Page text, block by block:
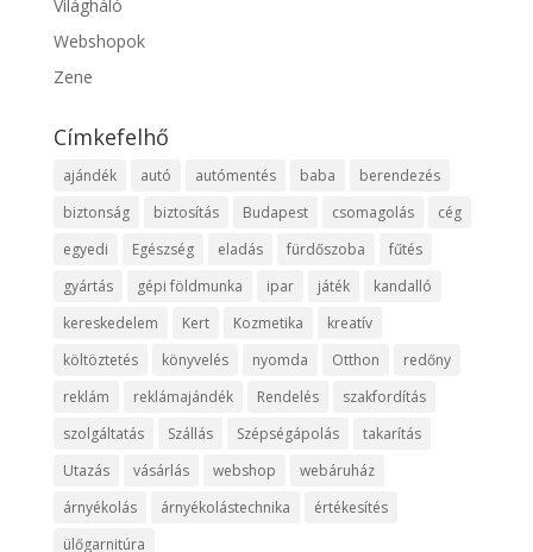
Világháló
Webshopok
Zene
Címkefelhő
ajándék autó autómentés baba
berendezés
biztonság
biztosítás Budapest csomagolás
cég
egyedi
Egészség eladás fürdőszoba
fűtés
gyártás
gépi földmunka ipar játék
kandalló
kereskedelem
Kert Kozmetika
kreatív
költöztetés
könyvelés nyomda Otthon
redőny
reklám
reklámajándék Rendelés
szakfordítás
szolgáltatás
Szállás Szépségápolás
takarítás
Utazás
vásárlás webshop
webáruház
árnyékolás
árnyékolástechnika
értékesítés
ülőgarnitúra